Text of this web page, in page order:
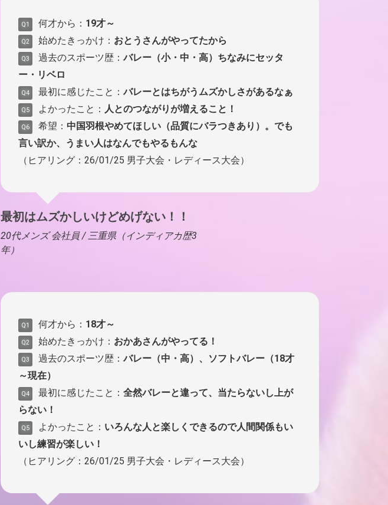
Q1 何才から： 19才～
Q2 始めたきっかけ： おとうさんがやってたから
Q3 過去のスポーツ歴：バレー（小・中・高）ちなみにセッタ
ー・リベロ
Q4 最初に感じたこと：バレーとはちがうムズかしさがあるなぁ
Q5 よかったこと： 人とのつながりが増えること！
Q6 希望： 中国羽根やめてほしい（品質にバラつきあり）。でも
言い訳か、うまい人はなんでもやるもんな
（ヒアリング：26/01/25 男子大会・レディース大会）
最初はムズかしいけどめげない！！
20代メンズ 会社員 / 三重県（インディアカ歴3
年）
Q1 何才から： 18才～
Q2 始めたきっかけ： おかあさんがやってる！
Q3 過去のスポーツ歴：バレー（中・高）、ソフトバレー（18才
～現在）
Q4 最初に感じたこと： 全然バレーと違って、当たらないし上が
らない！
Q5 よかったこと： いろんな人と楽しくできるので人間関係もい
いし練習が楽しい！
（ヒアリング：26/01/25 男子大会・レディース大会）